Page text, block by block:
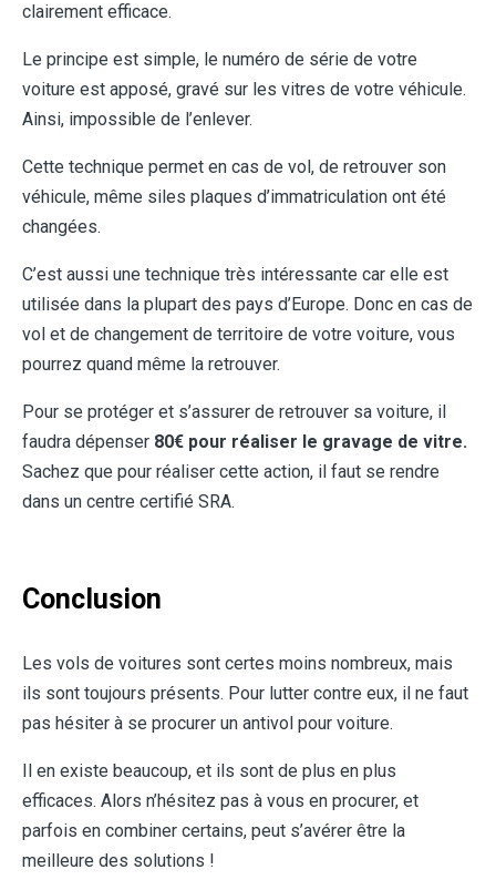
clairement efficace.
Le principe est simple, le numéro de série de votre
voiture est apposé, gravé sur les vitres de votre véhicule.
Ainsi, impossible de l’enlever.
Cette technique permet en cas de vol, de retrouver son
véhicule, même siles plaques d’immatriculation ont été
changées.
C’est aussi une technique très intéressante car elle est
utilisée dans la plupart des pays d’Europe. Donc en cas de
vol et de changement de territoire de votre voiture, vous
pourrez quand même la retrouver.
Pour se protéger et s’assurer de retrouver sa voiture, il
faudra dépenser 80€ pour réaliser le gravage de vitre.
Sachez que pour réaliser cette action, il faut se rendre
dans un centre certifié SRA.
Conclusion
Les vols de voitures sont certes moins nombreux, mais
ils sont toujours présents. Pour lutter contre eux, il ne faut
pas hésiter à se procurer un antivol pour voiture.
Il en existe beaucoup, et ils sont de plus en plus
efficaces. Alors n’hésitez pas à vous en procurer, et
parfois en combiner certains, peut s’avérer être la
meilleure des solutions !